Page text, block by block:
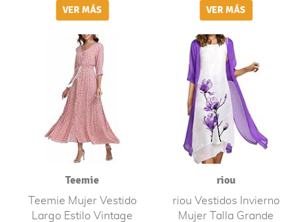
Falda de Playa Elegante
Mini Vestido Regalo
Originales
Teemie
Teemie Mujer Vestido
Largo Estilo Vintage
riou
riou Vestidos Invierno
Mujer Talla Grande